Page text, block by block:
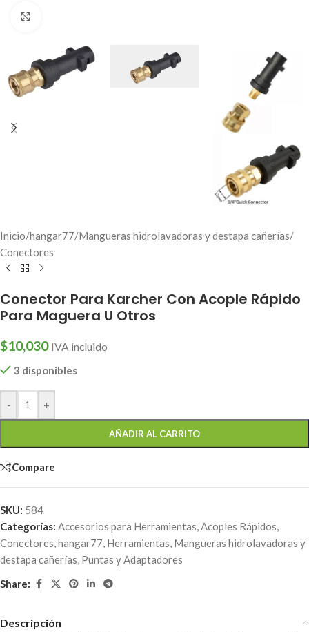
Inicio/hangar77/Mangueras hidrolavadoras y destapa cañerías/
Conectores
Conector Para Karcher Con Acople Rápido
Para Maguera U Otros
$10,030 IVA incluido
3 disponibles
- +
AÑADIR AL CARRITO
Compare
SKU: 584
Categorías: Accesorios para Herramientas,Acoples Rápidos,
Conectores,hangar77, Herramientas, Mangueras hidrolavadoras y
destapa cañerías, Puntas y Adaptadores
Share:
Descripción